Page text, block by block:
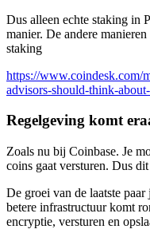
Dus alleen echte staking in
manier. De andere
staking
https://www.coindesk.com/
advisors-should-think-
Regelgeving komt
Zoals nu bij Coinbase. Je
coins gaat versturen. Dus
De groei van de laatste
betere infrastructuur komt
encryptie, versturen en